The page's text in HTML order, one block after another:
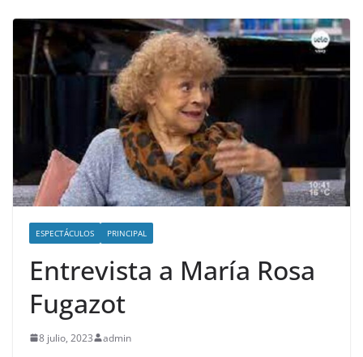
ESPECTÁCULOS PRINCIPAL
Entrevista a María Rosa
Fugazot
8 julio, 2023 admin